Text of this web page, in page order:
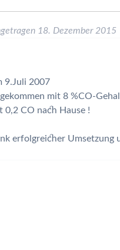
18. Dezember 2015
9.Juli 2007
mit 8 %CO-
0,2 CO nach Hause !
erfolgreicher Umsetzung